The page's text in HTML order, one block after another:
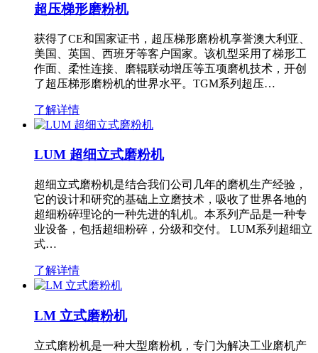
超压梯形磨粉机
获得了CE和国家证书，超压梯形磨粉机享誉澳大利亚、
美国、英国、西班牙等客户国家。该机型采用了梯形工
作面、柔性连接、磨辊联动增压等五项磨机技术，开创
了超压梯形磨粉机的世界水平。TGM系列超压…
了解详情
LUM 超细立式磨粉机
超细立式磨粉机是结合我们公司几年的磨机生产经验，
它的设计和研究的基础上立磨技术，吸收了世界各地的
超细粉碎理论的一种先进的轧机。本系列产品是一种专
业设备，包括超细粉碎，分级和交付。 LUM系列超细立
式…
了解详情
LM 立式磨粉机
立式磨粉机是一种大型磨粉机，专门为解决工业磨机产